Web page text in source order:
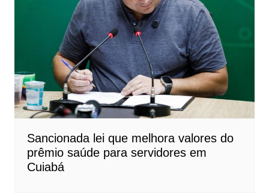
Sancionada lei que melhora valores do
prêmio saúde para servidores em
Cuiabá